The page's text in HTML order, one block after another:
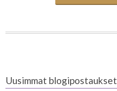
Uusimmat blogipostaukset